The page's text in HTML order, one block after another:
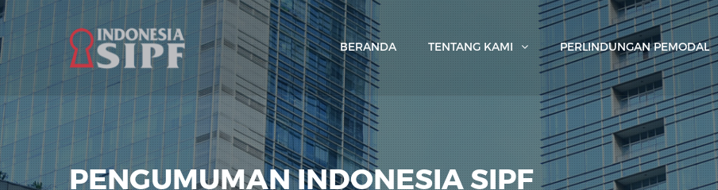
BERANDA TENTANG KAMI PERLINDUNGAN PEMODAL
PENGUMUMAN INDONESIA SIPF